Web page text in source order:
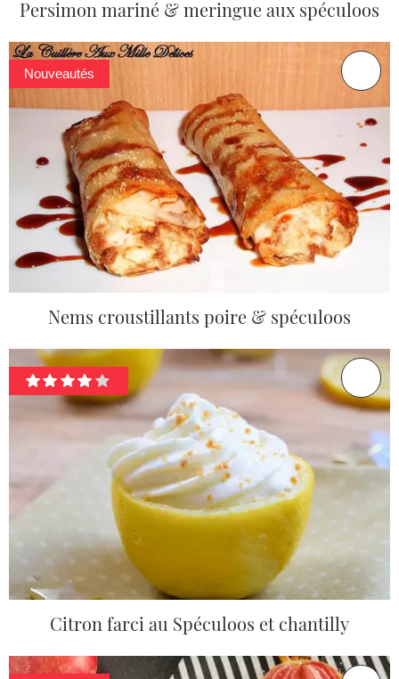
Persimon mariné & meringue aux spéculoos
Nouveautés
Nems croustillants poire & spéculoos
Citron farci au Spéculoos et chantilly